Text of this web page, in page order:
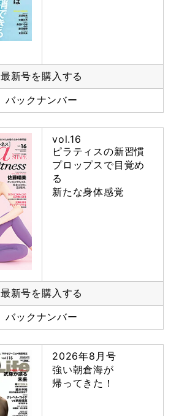
最新号を購入する
バックナンバー
vol.16
ピラティスの新習慣
プロップスで目覚め
る
新たな身体感覚
最新号を購入する
バックナンバー
2026年8月号
強い朝倉海が
帰ってきた！